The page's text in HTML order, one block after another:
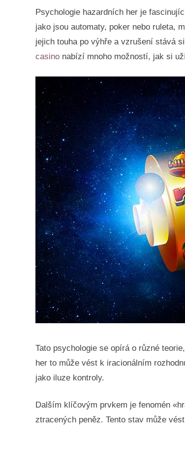
Psychologie hazardních her je
jako jsou automaty, poker nebo ruleta,
jejich touha po výhře a vzrušení stává
casino nabízí mnoho možností, jak si
Tato psychologie se opírá o různé
her to může vést k iracionálním
jako iluze kontroly.
Dalším klíčovým prvkem je fenomén
ztracených peněz. Tento stav může